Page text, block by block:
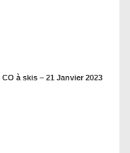
à skis – 21 Janvier 2023